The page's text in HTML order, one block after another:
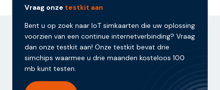
Vraag onze testkit aan
Bent u op zoek naar IoT simkaarten die uw oplossing
voorzien van een continue internetverbinding? Vraag
dan onze testkit aan! Onze testkit bevat drie
simchips waarmee u drie maanden kosteloos 100
mb kunt testen.